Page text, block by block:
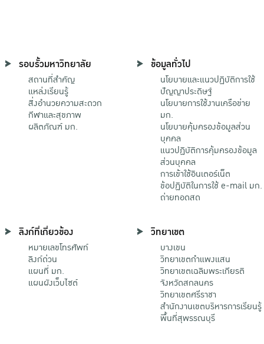
รอบรั้วมหาวิทยาลัย
สถานที่สำคัญ
แหล่งเรียนรู้
สิ่งอำนวยความสะดวก
กีฬาและสุขภาพ
ผลิตภัณฑ์ มก.
ข้อมูลทั่วไป
นโยบายและแนวปฏิบัติการใช้
ปัญญาประดิษฐ์
นโยบายการใช้งานเครือข่าย
มก.
นโยบายคุ้มครองข้อมูลส่วน
บุคคล
แนวปฏิบัติการคุ้มครองข้อมูล
ส่วนบุคคล
การเข้าใช้อินเตอร์เน็ต
ข้อปฏิบัติในการใช้ e-mail มก.
ถ่ายทอดสด
ลิงก์ที่เกี่ยวข้อง
หมายเลขโทรศัพท์
ลิงก์ด่วน
แผนที่ มก.
แผนผังเว็บไซต์
วิทยาเขต
บางเขน
วิทยาเขตกําแพงแสน
วิทยาเขตเฉลิมพระเกียรติ
จังหวัดสกลนคร
วิทยาเขตศรีราชา
สำนักงานเขตบริหารการเรียนรู้
พื้นที่สุพรรณบุรี